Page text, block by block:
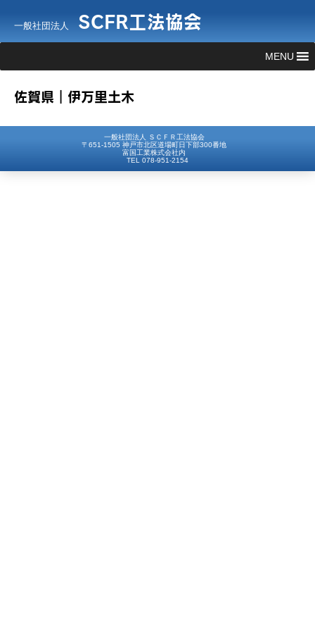
一般社団法人 SCFR工法協会
MENU
佐賀県｜伊万里土木
一般社団法人 ＳＣＦＲ工法協会
〒651-1505 神戸市北区道場町日下部300番地
富国工業株式会社内
TEL 078-951-2154